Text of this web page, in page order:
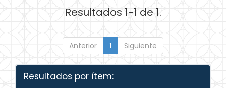
Resultados 1-1 de 1.
Anterior 1 Siguiente
Resultados por ítem: